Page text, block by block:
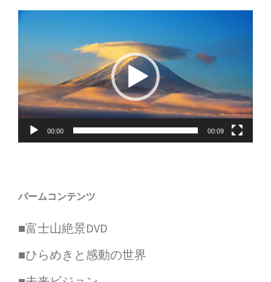
動
レ
ー
ヤ
ー
00:00 00:09
パームコンテンツ
■富士山絶景DVD
■ひらめきと感動の世界